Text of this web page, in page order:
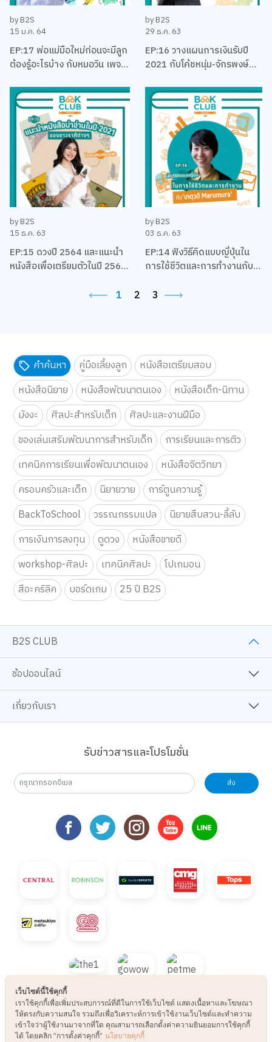
by B2S
15 ม.ค. 64
EP:17 พ่อแม่มือใหม่ก่อนจะมีลูก
ต้องรู้อะไรบ้าง กับหมอวิน เพจ
by B2S
29 ธ.ค. 63
EP:16 วางแผนการเงินรับปี
2021 กับโค้ชหนุ่ม-จักรพงษ์
by B2S
15 ธ.ค. 63
EP:15 ดวงปี 2564 และแนะนำ
หนังสือเพื่อเตรียมตัวในปี 2564
by B2S
03 ธ.ค. 63
EP:14 ฟังวิธีคิดแบบญี่ปุ่นใน
การใช้ชีวิตและการทำงานกับ
1 2 3
คำค้นหา คู่มือเลี้ยงลูก
หนังสือเตรียมสอบ
หนังสือนิยาย
หนังสือพัฒนาตนเอง
หนังสือเด็ก-นิทาน
มังงะ
ศิลปะสำหรับเด็ก
ศิลปะและงานฝีมือ
ของเล่นเสริมพัฒนาการสำหรับเด็ก
การเรียนและการติว
เทคนิคการเรียนเพื่อพัฒนาตนเอง
หนังสือจิตวิทยา
ครอบครัวและเด็ก
นิยายวาย
การ์ตูนความรู้
BackToSchool
วรรณกรรมแปล
นิยายสืบสวน-ลี้ลับ
การเงินการลงทุน
ดูดวง
หนังสือขายดี
workshop-ศิลปะ
เทคนิคศิลปะ
โปเกมอน
สีอะคริลิค
บอร์ดเกม 25 ปี B2S
B2S CLUB
ช้อปออนไลน์
เกี่ยวกับเรา
รับข่าวสารและโปรโมชั่น
ส่ง
© 2021 B2S CLUB, All rights reserved. Web
เว็บไซต์นี้ใช้คุกกี้
เราใช้คุกกี้เพื่อเพิ่มประสบการณ์ที่ดีในการใช้เว็บไซต์ แสดงเนื้อหาและโฆษณา
ให้ตรงกับความสนใจ รวมถึงเพื่อวิเคราะห์การเข้าใช้งานเว็บไซต์และทำความ
เข้าใจว่าผู้ใช้งานมาจากที่ใด คุณสามารถเลือกตั้งค่าความยินยอมการใช้คุกกี้
ได้ โดยคลิก “การตั้งค่าคุกกี้” นโยบายคุกกี้